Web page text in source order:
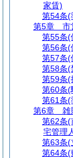
家賃)
第54条(
第5章
市
第55条(
第56条(
第57条(
第58条(
第59条(
第60条(
第61条(
第6章
雑
第62条(
宅管理
第63条(
第64条(